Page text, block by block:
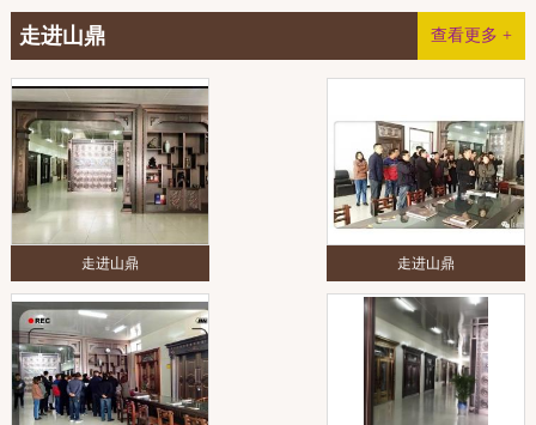
查看更多 +
走进山鼎
走进山鼎 走进山鼎